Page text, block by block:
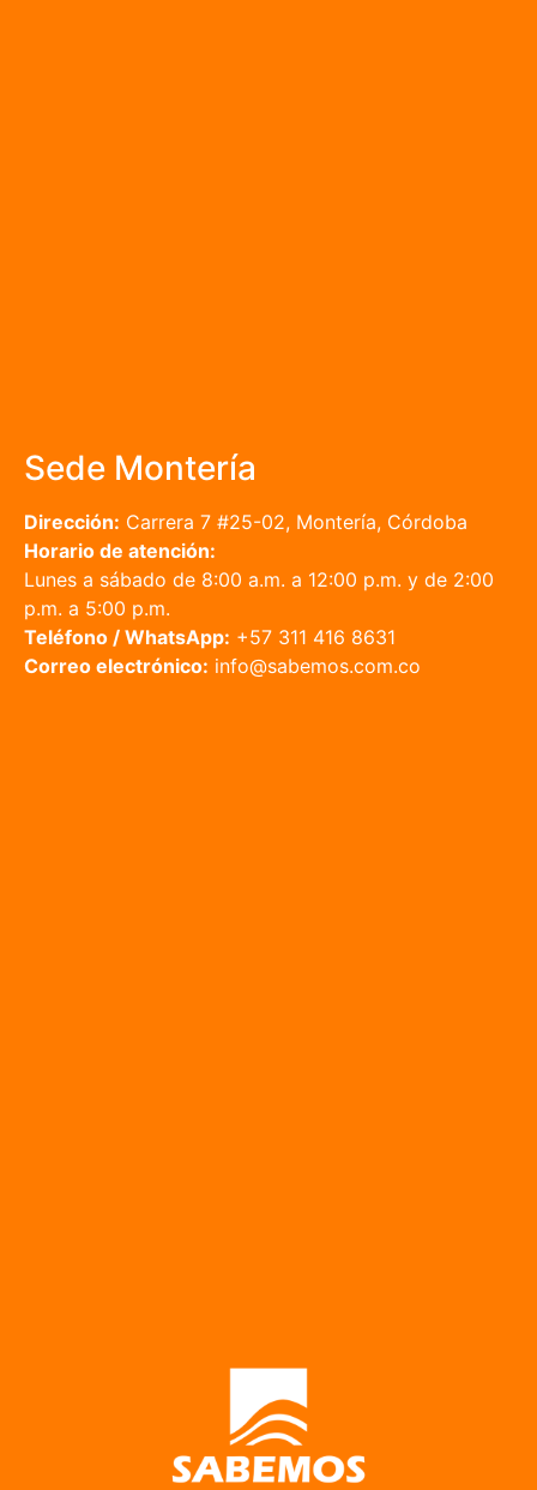
Sede Montería
Dirección: Carrera 7 #25-02, Montería, Córdoba
Horario de atención:
Lunes a sábado de 8:00 a.m. a 12:00 p.m. y de 2:00
p.m. a 5:00 p.m.
Teléfono / WhatsApp: +57 311 416 8631
Correo electrónico: info@sabemos.com.co